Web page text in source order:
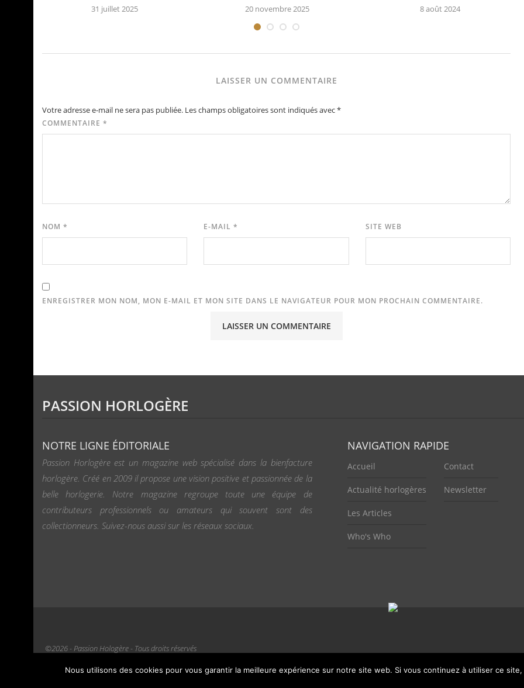
31 juillet 2025 20 novembre 2025 8 août 2024
LAISSER UN COMMENTAIRE
Votre adresse e-mail ne sera pas publiée. Les champs obligatoires sont indiqués avec*
COMMENTAIRE *
NOM * E-MAIL* SITE WEB
ENREGISTRER MON NOM, MON E-MAIL ET MON SITE DANS LE NAVIGATEUR POUR MON PROCHAIN COMMENTAIRE.
PASSION HORLOGÈRE
NOTRE LIGNE ÉDITORIALE
Passion Horlogère est un magazine web spécialisé dans la bienfacture
horlogère. Créé en 2009 il propose une vision positive et passionnée de la
belle horlogerie. Notre magazine regroupe toute une équipe de
contributeurs professionnels ou amateurs qui souvent sont des
collectionneurs. Suivez-nous aussi sur les réseaux sociaux.
NAVIGATION RAPIDE
Accueil
Actualité horlogères
Les Articles
Who's Who
Contact
Newsletter
©2026 - Passion Hologère - Tous droits réservés
Nous utilisons des cookies pour vous garantir la meilleure expérience sur notre site web. Si vous continuez à utiliser ce